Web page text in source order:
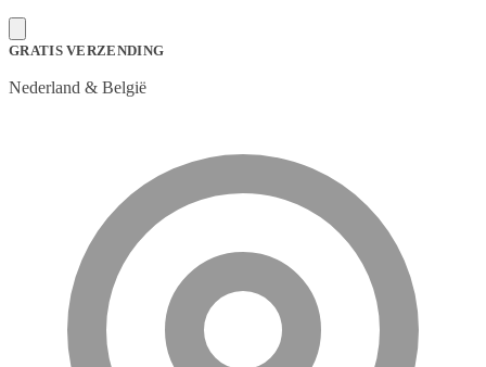
GRATIS VERZENDING
Nederland & België